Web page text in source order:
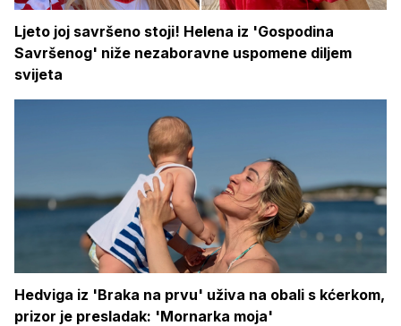
Ljeto joj savršeno stoji! Helena iz 'Gospodina
Savršenog' niže nezaboravne uspomene diljem
svijeta
Hedviga iz 'Braka na prvu' uživa na obali s kćerkom,
prizor je presladak: 'Mornarka moja'